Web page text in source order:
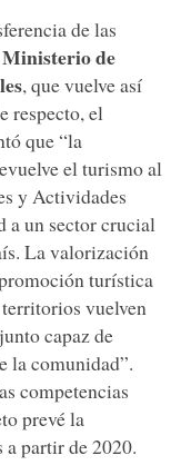
de las
Ministerio de
, que vuelve así
respecto, el
que “la
el turismo al
y Actividades
a un sector crucial
La valorización
turística
vuelven
capaz de
la comunidad”.
competencias
prevé la
a partir de 2020.